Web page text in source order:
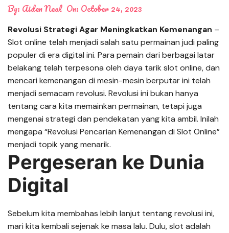
By: Aiden Neal On: October 24, 2023
Revolusi Strategi Agar Meningkatkan Kemenangan –
Slot online telah menjadi salah satu permainan judi paling
populer di era digital ini. Para pemain dari berbagai latar
belakang telah terpesona oleh daya tarik slot online, dan
mencari kemenangan di mesin-mesin berputar ini telah
menjadi semacam revolusi. Revolusi ini bukan hanya
tentang cara kita memainkan permainan, tetapi juga
mengenai strategi dan pendekatan yang kita ambil. Inilah
mengapa “Revolusi Pencarian Kemenangan di Slot Online”
menjadi topik yang menarik.
Pergeseran ke Dunia
Digital
Sebelum kita membahas lebih lanjut tentang revolusi ini,
mari kita kembali sejenak ke masa lalu. Dulu, slot adalah